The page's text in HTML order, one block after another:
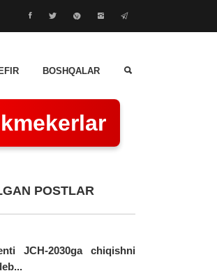
BOSHQALAR
POSTLAR
JCH-2030ga chiqishni